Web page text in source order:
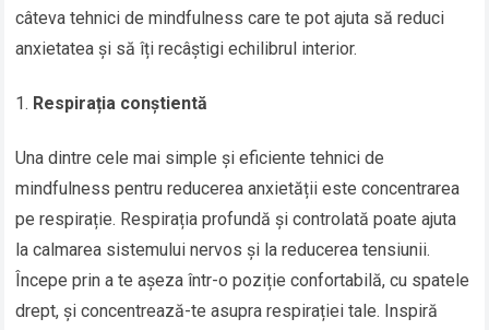
câteva tehnici de mindfulness care te pot ajuta să reduci
anxietatea și să îți recâștigi echilibrul interior.
Respirația conștientă
Una dintre cele mai simple și eficiente tehnici de
mindfulness pentru reducerea anxietății este concentrarea
pe respirație. Respirația profundă și controlată poate ajuta
la calmarea sistemului nervos și la reducerea tensiunii.
Începe prin a te așeza într-o poziție confortabilă, cu spatele
drept, și concentrează-te asupra respirației tale. Inspiră